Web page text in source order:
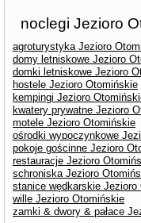
noclegi Jezioro
agroturystyka Jezioro
domy letniskowe Jezioro
domki letniskowe Jezioro
hostele Jezioro Otomińskie
kempingi Jezioro
kwatery prywatne Jezioro
motele Jezioro Otomińskie
ośrodki wypoczynkowe
pokoje gościnne Jezioro
restauracje Jezioro
schroniska Jezioro
stanice wędkarskie Jezioro
wille Jezioro Otomińskie
zamki & dwory & pałace